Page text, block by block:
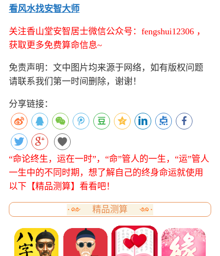
看风水找安智大师
关注香山堂安智居士微信公众号：fengshui12306 ，
获取更多免费算命信息~
免责声明：文中图片均来源于网络，如有版权问题
请联系我们第一时间删除，谢谢！
分享链接：
“命论终生，运在一时”，“命”管人的一生，“运”管人
一生中的不同时期，想了解自己的终身命运就使用
以下【精品测算】看看吧！
精品测算